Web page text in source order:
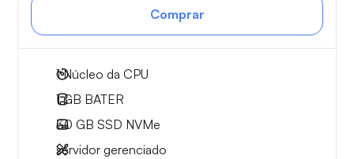
Comprar
1Núcleo da CPU
1 GB BATER
30 GB SSD NVMe
servidor gerenciado